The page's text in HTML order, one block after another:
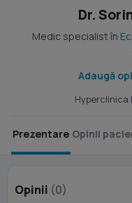
Dr.
Medic specialist în
Adaugă
Hyperclinica
Prezentare Opinii
Opinii (0)